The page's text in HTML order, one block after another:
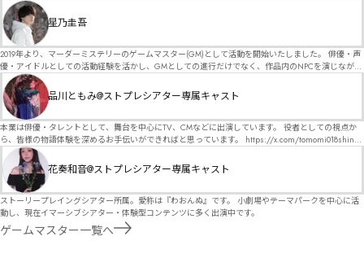
星乃圭吾
2019年より、マーダーミステリーのゲームマスター(GM)として活動を開始いたしました。 俳優・声
優・アイドルとしての活動経験を活かし、GMとしての進行だけでなく、作品内のNPCを演じなが
ら、お客様に物語の世界へ入り込んでいただくような演出・サービスを得意としています。 自分自
身でも作品制作を行っているので、作家さんが作品に込めた想いや意図を大切にしながら、その作
品の魅力をお客様に届けられるような公演を心がけています。 参加してくださる皆様がどんなエン
ディングを迎えるのか、どんな物語が生まれるのかを想像しながら、公演を進めていく時間が本当
に大好きです！ 対応可能作品は、オフライン（対面）作品のみとなります。 得意分野をひとつ挙げ
るなら恋愛もの（恋愛要素を含むシナリオ）ですが、ファンタジー、デスゲーム、青春ものなど、
ジャンルを問わず幅広く対応可能です！お任せください！ 《所属団体・店舗》 ★ Lanbelysma -ラン
ビリズマ- (代表・制作・GM) ★ ストーリープレイングシアター (GM) ★ フィネガンズ ウェイク
(GM)
品川ともみ@ストプレシアター専属キャスト
本業は俳優・タレントとして、舞台を中心にTV、CMなどに出演しています。 役者としての視点か
ら、皆様の物語体験を深めるお手伝いができればと思っています。 https://x.com/tomomi018shin?
s=11 活動内容はSNSにて投稿しています。 SPT所属。 ストーリープレイングシアター「星詠みの
標」にてGMデビュー。 ボードゲーム×体感型演劇 イマーシブカフェ「コアクト」(不定期開催)出
演中。
花奏和音@ストプレシアター専属キャスト
ストーリープレイングシアター所属。愛称は『わおんぬ』です。 小劇場やテーマパークを中心に活
動し、現在イマーシブシアター・体験型コンテンツに多く出演中です。
ゲームマスター一覧へ